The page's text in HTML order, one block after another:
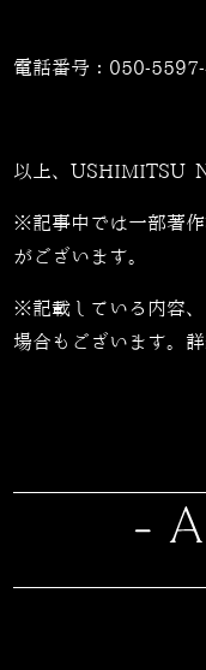
電話番号： 050-
以上、USHIMITSU
※記事中では一部著
がございます。
※記載している内容
場合もございます。